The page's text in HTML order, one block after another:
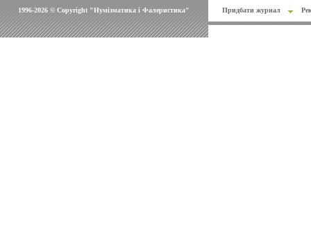
1996-2026 © Copyright "Нумізматика і Фалеристика" Придбати журнал